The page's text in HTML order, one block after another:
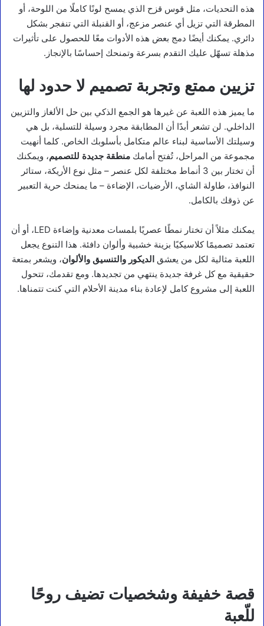
هذه التحديات، مثل قوس قزح الذي يمسح لونًا كاملًا من اللوحة، أو
المطرقة التي تزيل أي عنصر مزعج، أو القنبلة التي تنفجر بشكل
دائري. يمكنك أيضًا دمج بعض هذه الأدوات معًا للحصول على تأثيرات
مذهلة تسهّل عليك التقدم بسرعة وتمنحك إحساسًا بالإنجاز.
تزيين ممتع وتجربة تصميم لا حدود لها
ما يميز هذه اللعبة عن غيرها هو الجمع الذكي بين حل الألغاز والتزيين
الداخلي. لن تشعر أبدًا أن المطابقة مجرد وسيلة للتسلية، بل هي
وسيلتك الأساسية لبناء عالم متكامل بأسلوبك الخاص. كلما أنهيت
مجموعة من المراحل، تُفتح أمامك منطقة جديدة للتصميم، ويمكنك
أن تختار بين 3 أنماط مختلفة لكل عنصر – مثل نوع الأريكة، ستائر
النوافذ، طاولة الشاي، الأرضيات، الإضاءة – ما يمنحك حرية التعبير
عن ذوقك بالكامل.
يمكنك مثلاً أن تختار نمطًا عصريًا بلمسات معدنية وإضاءة LED، أو أن
تعتمد تصميمًا كلاسيكيًا بزينة خشبية وألوان دافئة. هذا التنوع يجعل
اللعبة مثالية لكل من يعشق الديكور والتنسيق والألوان، ويشعر بمتعة
حقيقية مع كل غرفة جديدة ينتهي من تجديدها. ومع تقدمك، تتحول
اللعبة إلى مشروع كامل لإعادة بناء مدينة الأحلام التي كنت تتمناها.
قصة خفيفة وشخصيات تضيف روحًا
للّعبة